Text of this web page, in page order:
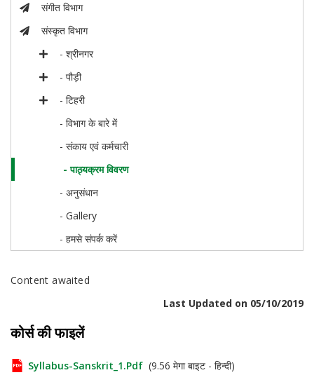
संगीत विभाग
संस्कृत विभाग
- श्रीनगर
- पौड़ी
- टिहरी
- विभाग के बारे में
- संकाय एवं कर्मचारी
- पाठ्यक्रम विवरण
- अनुसंधान
- Gallery
- हमसे संपर्क करें
Content awaited
Last Updated on 05/10/2019
कोर्स की फाइलें
Syllabus-Sanskrit_1.pdf (9.56 मेगा बाइट - हिन्दी)